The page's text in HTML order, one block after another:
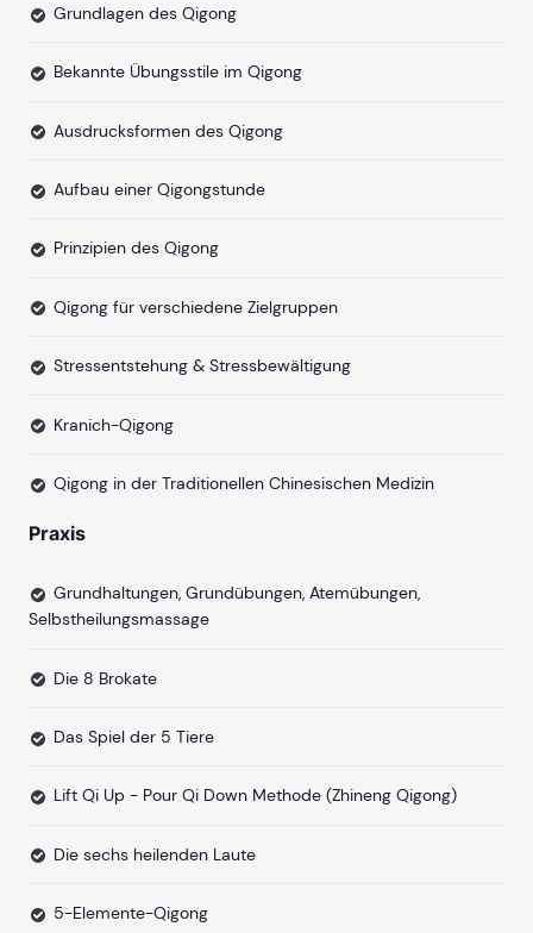
Grundlagen des Qigong
Bekannte Übungsstile im Qigong
Ausdrucksformen des Qigong
Aufbau einer Qigongstunde
Prinzipien des Qigong
Qigong für verschiedene Zielgruppen
Stressentstehung & Stressbewältigung
Kranich-Qigong
Qigong in der Traditionellen Chinesischen Medizin
Praxis
Grundhaltungen, Grundübungen, Atemübungen,
Selbstheilungsmassage
Die 8 Brokate
Das Spiel der 5 Tiere
Lift Qi Up - Pour Qi Down Methode (Zhineng Qigong)
Die sechs heilenden Laute
5-Elemente-Qigong